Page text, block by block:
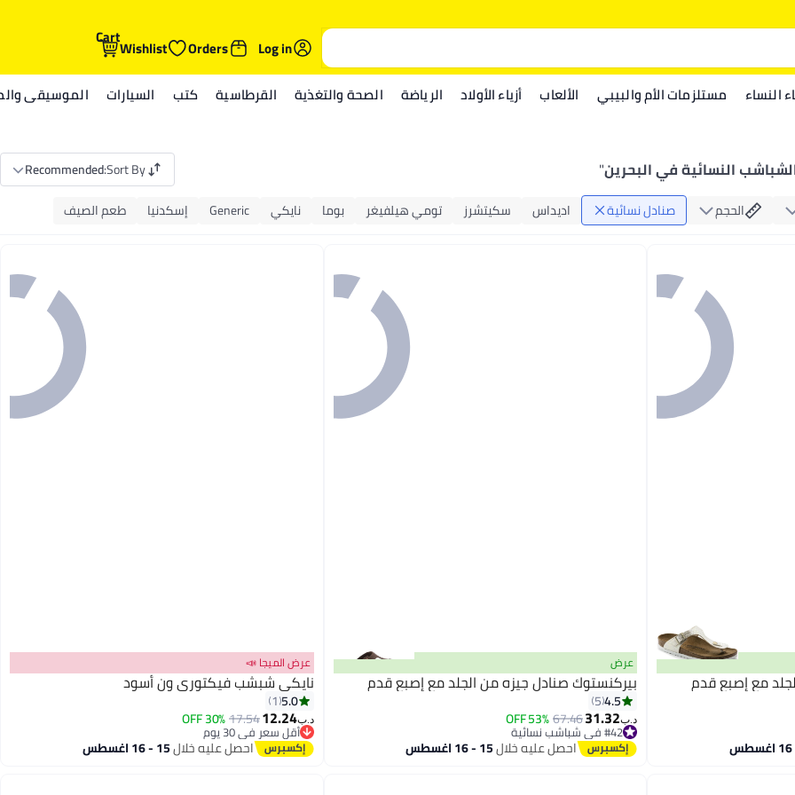
Log in
Orders
Wishlist
Cart
النساء مستلزمات الأم والبيبي الألعاب أزياء الأولاد الرياضة الصحة والتغذية القرطاسية كتب السيارات الموسيقى
النسائية في البحرين"
Sort By
:
Recommended
الحجم صنادل نسائية اديداس سكيتشرز تومي هيلفيغر بوما نايكي Generic إسكدنيا طعم الصيف
مع إصبع قدم
9
عرض
بيركنستوك صنادل جيزه من الجلد مع إصبع قدم
4.5
5
د.ب‏31.32
67.46
53% OFF
#42 في شباشب نسائية
#42 في شباشب نسائية احصل عليه خلال15 - 16 اغسطس
عرض الميجا 📣
نايكي شبشب فيكتوري ون أسود
5.0
1
د.ب‏12.24
17.54
30% OFF
أقل سعر في 30 يوم
أقل سعر في 30 يوماحصل عليه خلال15 - 16 اغسطس